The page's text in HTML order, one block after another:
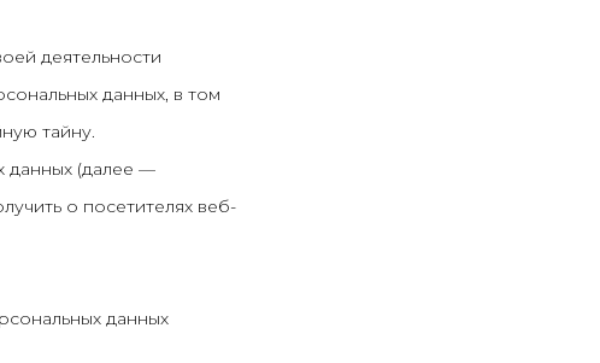
деятельности
данных, в том
тайну.
данных (далее —
о посетителях веб-
данных